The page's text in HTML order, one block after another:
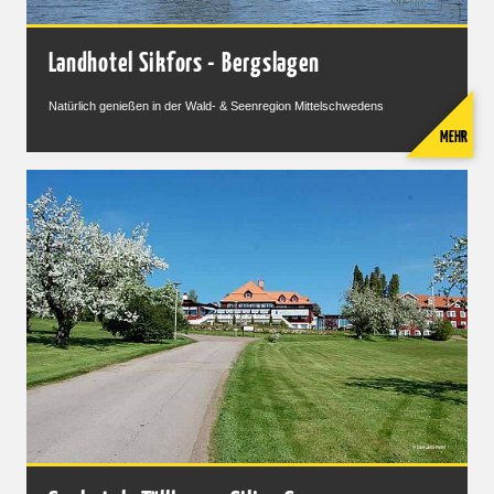
Aus diesem Grund müssen alle Fahrzeuge zwischen dem 1.
Dezember und dem 31. März mit Winterreifen ausgerüstet
sein. Vor allem im Norden sind Spikereifen gängig, mit denen
in aller Regel auch Mietwagen ausgerüstet sind. Planen Sie
im Winter ausreichend Zeit für die Fahrt ein. Wenn die
Straßen vereist sind oder es stark schneit, ist langsames
Fahren die einzig sichere Option. Schwedens Straßen
werden nicht gesalzen, dafür aber mit dem Schneepflug
geräumt. Beachte Sie beim Fahren eines Elektroautos, dass
kaltes Wetter und die Heizung des Fahrgastraums die
Reichweite verringern.
Informationen für Zugreisende mit der
Schwedischen Bahn SJ
Landhotel Sikfors - Bergslagen
Natürlich genießen in der Wald- & Seenregion Mittelschwedens
MEHR